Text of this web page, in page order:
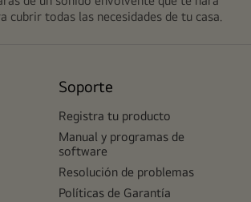
cubrir todas las necesidades de tu casa.
Soporte
Registra tu producto
Manual y programas de
software
Resolución de problemas
Políticas de Garantía